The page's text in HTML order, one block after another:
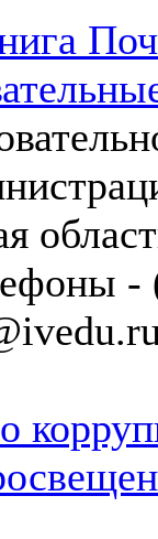
-